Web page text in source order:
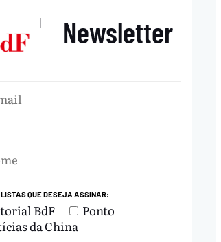
| Newsletter
QUE DESEJA ASSINAR:
BdF
Ponto
da China